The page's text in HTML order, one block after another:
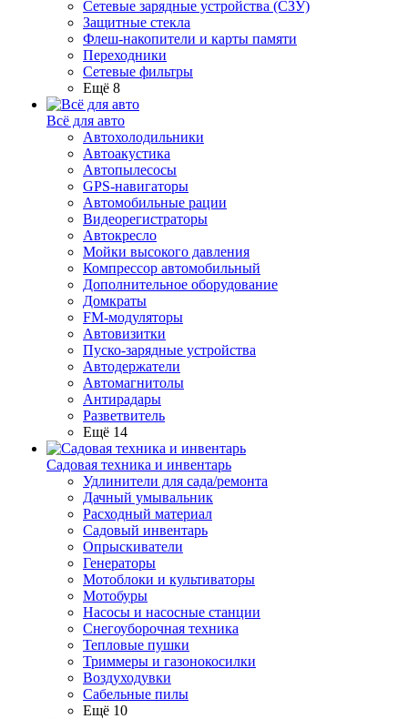
Сетевые зарядные устройства (СЗУ)
Защитные стекла
Флеш-накопители и карты памяти
Переходники
Сетевые фильтры
Ещё 8
Всё для авто
Автохолодильники
Автоакустика
Автопылесосы
GPS-навигаторы
Автомобильные рации
Видеорегистраторы
Автокресло
Мойки высокого давления
Компрессор автомобильный
Дополнительное оборудование
Домкраты
FM-модуляторы
Автовизитки
Пуско-зарядные устройства
Автодержатели
Автомагнитолы
Антирадары
Разветвитель
Ещё 14
Садовая техника и инвентарь
Удлинители для сада/ремонта
Дачный умывальник
Расходный материал
Садовый инвентарь
Опрыскиватели
Генераторы
Мотоблоки и культиваторы
Мотобуры
Насосы и насосные станции
Снегоуборочная техника
Тепловые пушки
Триммеры и газонокосилки
Воздуходувки
Сабельные пилы
Ещё 10